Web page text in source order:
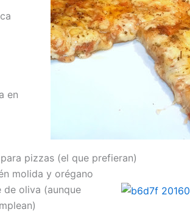
en
pizzas (el que prefieran)
molida y orégano
oliva (aunque